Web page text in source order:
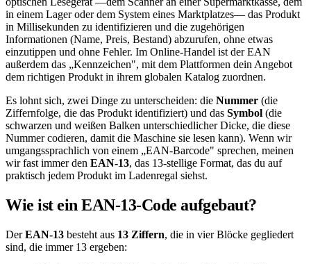
in einem Lager oder dem System eines Marktplatzes— das Produkt
in Millisekunden zu identifizieren und die zugehörigen
Informationen (Name, Preis, Bestand) abzurufen, ohne etwas
einzutippen und ohne Fehler. Im Online-Handel ist der EAN
außerdem das „Kennzeichen", mit dem Plattformen dein Angebot
dem richtigen Produkt in ihrem globalen Katalog zuordnen.
Es lohnt sich, zwei Dinge zu unterscheiden: die Nummer (die
Ziffernfolge, die das Produkt identifiziert) und das Symbol (die
schwarzen und weißen Balken unterschiedlicher Dicke, die diese
Nummer codieren, damit die Maschine sie lesen kann). Wenn wir
umgangssprachlich von einem „EAN-Barcode" sprechen, meinen
wir fast immer den EAN-13, das 13-stellige Format, das du auf
praktisch jedem Produkt im Ladenregal siehst.
Wie ist ein EAN-13-Code aufgebaut?
DerEAN-13 besteht aus 13 Ziffern, die in vier Blöcke gegliedert
sind, die immer 13 ergeben: